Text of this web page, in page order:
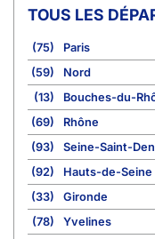
TOUS LES
(75)
Paris
(59)
Nord
(13)
Bouches-du-
(69)
Rhône
(93)
Seine-Saint-
(92)
Hauts-de-Seine
(33)
Gironde
(78)
Yvelines